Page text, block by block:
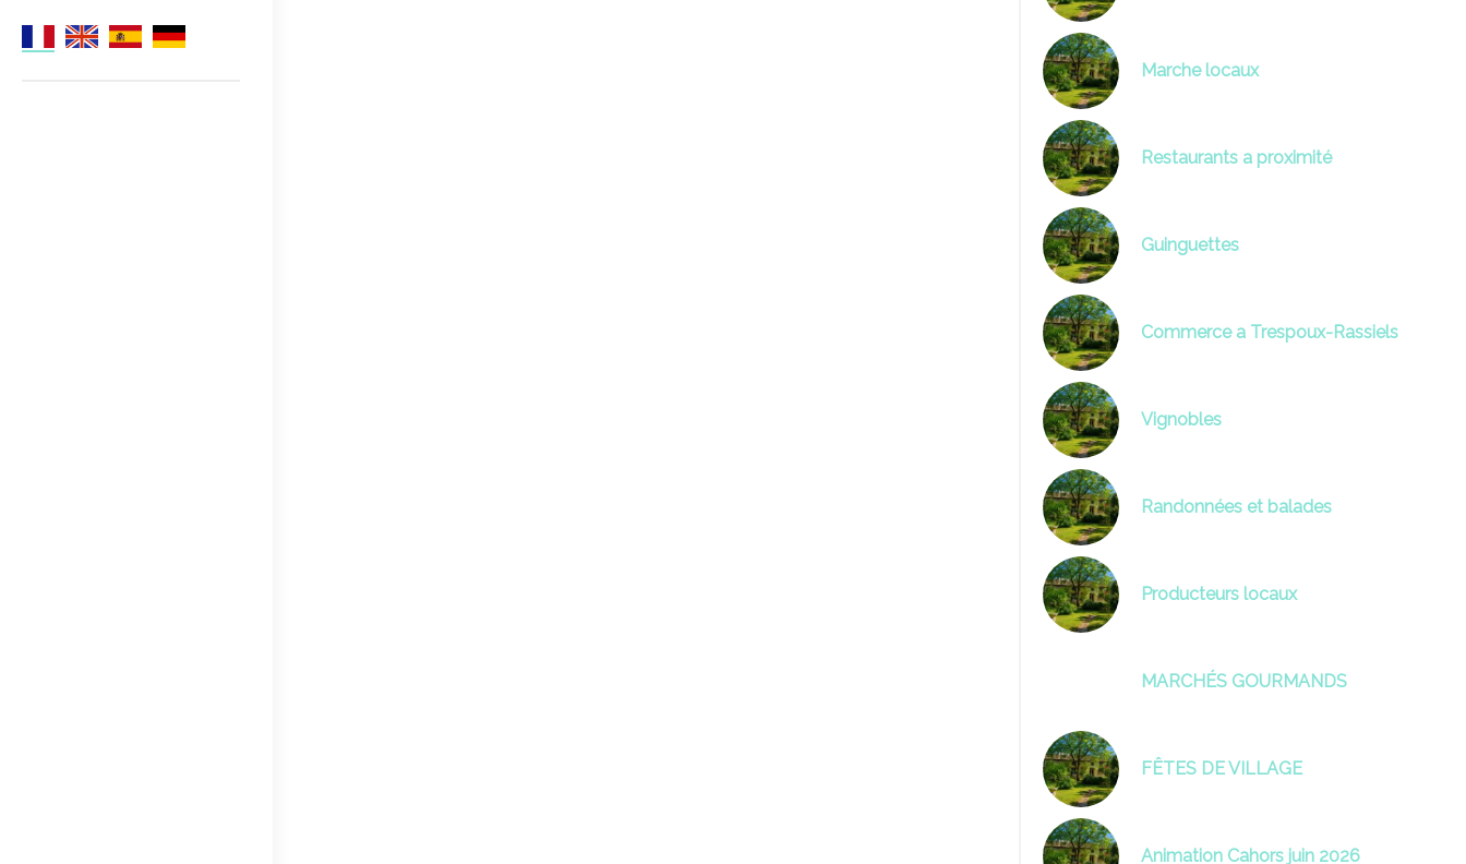
Marche locaux
Restaurants a proximité
Guinguettes
Commerce a Trespoux-Rassiels
Vignobles
Randonnées et balades
Producteurs locaux
MARCHÉS GOURMANDS
FÊTES DE VILLAGE
Animation Cahors juin 2026